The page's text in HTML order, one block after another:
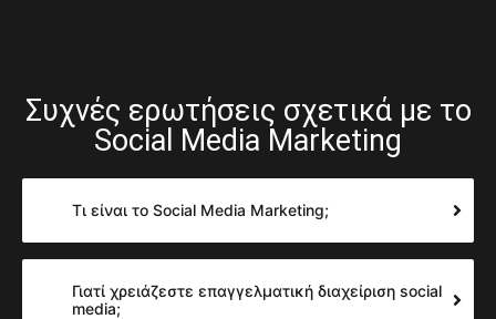
Συχνές ερωτήσεις σχετικά με το
Social Media Marketing
Τι είναι το Social Media Marketing;
Γιατί χρειάζεστε επαγγελματική διαχείριση social
media;